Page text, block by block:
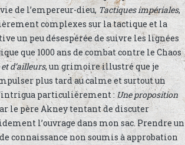
de l’empereur-dieu, Tactiques impériales,
complexes sur la tactique et la
un peu désespérée de suivre les lignées
que 1000 ans de combat contre le Chaos
d’ailleurs, un grimoire illustré que je
plus tard au calme et surtout un
particulièrement :Une proposition
le père Akney tentant de discuter
l’ouvrage dans mon sac. Prendre un
connaissance non soumis à approbation